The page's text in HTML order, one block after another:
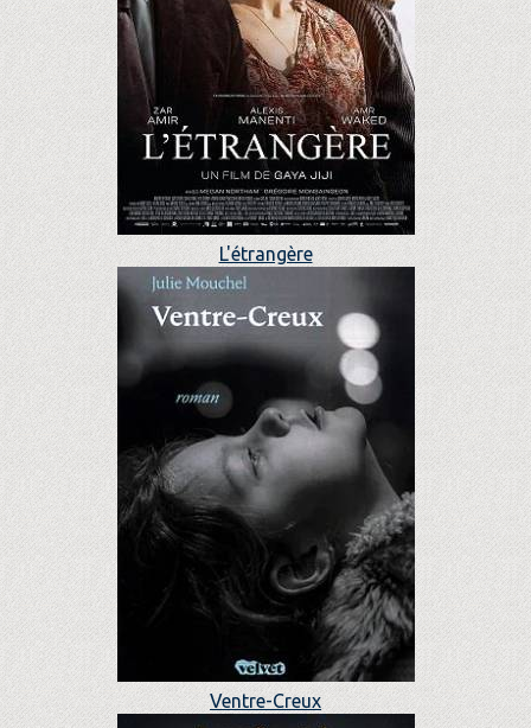
L'étrangère
Ventre-Creux